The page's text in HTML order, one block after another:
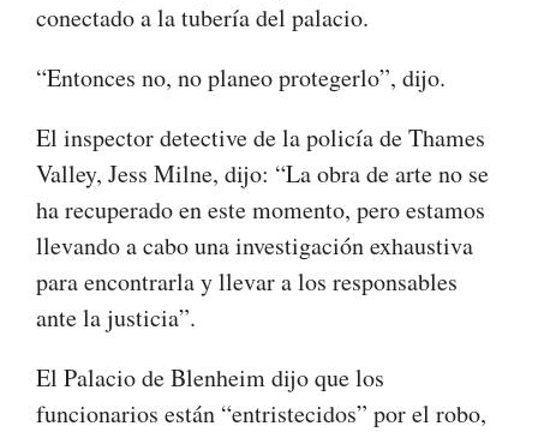
conectado a la tubería del palacio.
“Entonces no, no planeo protegerlo”, dijo.
El inspector detective de la policía de Thames
Valley, Jess Milne, dijo: “La obra de arte no se
ha recuperado en este momento, pero estamos
llevando a cabo una investigación exhaustiva
para encontrarla y llevar a los responsables
ante la justicia”.
El Palacio de Blenheim dijo que los
funcionarios están “entristecidos” por el robo,